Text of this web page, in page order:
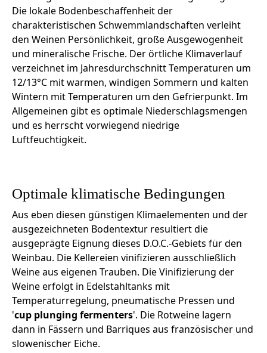
Die lokale Bodenbeschaffenheit der
charakteristischen Schwemmlandschaften verleiht
den Weinen Persönlichkeit, große Ausgewogenheit
und mineralische Frische. Der örtliche Klimaverlauf
verzeichnet im Jahresdurchschnitt Temperaturen um
12/13°C mit warmen, windigen Sommern und kalten
Wintern mit Temperaturen um den Gefrierpunkt. Im
Allgemeinen gibt es optimale Niederschlagsmengen
und es herrscht vorwiegend niedrige
Luftfeuchtigkeit.
Optimale klimatische Bedingungen
Aus eben diesen günstigen Klimaelementen und der
ausgezeichneten Bodentextur resultiert die
ausgeprägte Eignung dieses D.O.C.-Gebiets für den
Weinbau. Die Kellereien vinifizieren ausschließlich
Weine aus eigenen Trauben. Die Vinifizierung der
Weine erfolgt in Edelstahltanks mit
Temperaturregelung, pneumatische Pressen und
'cup plunging fermenters'. Die Rotweine lagern
dann in Fässern und Barriques aus französischer und
slowenischer Eiche.